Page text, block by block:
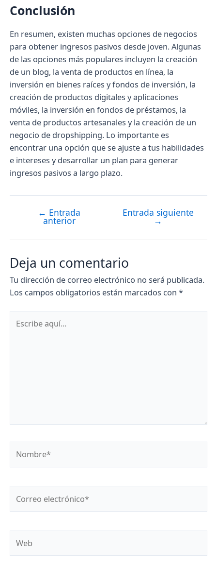
Conclusión
En resumen, existen muchas opciones de negocios
para obtener ingresos pasivos desde joven. Algunas
de las opciones más populares incluyen la creación
de un blog, la venta de productos en línea, la
inversión en bienes raíces y fondos de inversión, la
creación de productos digitales y aplicaciones
móviles, la inversión en fondos de préstamos, la
venta de productos artesanales y la creación de un
negocio de dropshipping. Lo importante es
encontrar una opción que se ajuste a tus habilidades
e intereses y desarrollar un plan para generar
ingresos pasivos a largo plazo.
Navegación
← Entrada
anterior
Entrada siguiente
→
Deja un comentario
Tu dirección de correo electrónico no será publicada.
Los campos obligatorios están marcados con *
aquí...
electrónico*